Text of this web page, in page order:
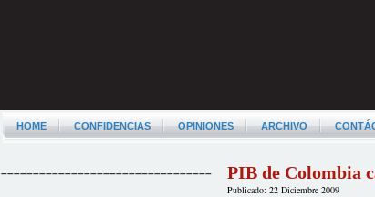
HOME CONFIDENCIAS OPINIONES ARCHIVO
––––––––––––––––––––––––––––––––– PIB de Colombia
Publicado: 22 Diciembre 2009